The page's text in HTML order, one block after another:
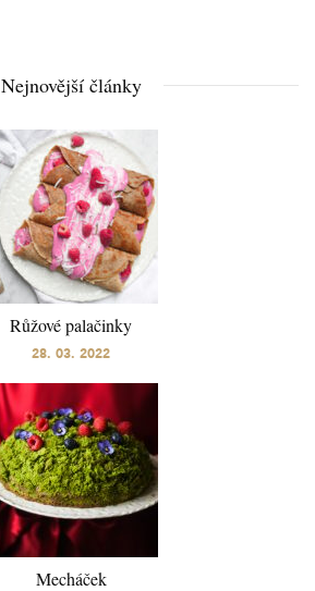
Nejnovější články
Růžové palačinky
28. 03. 2022
Mecháček